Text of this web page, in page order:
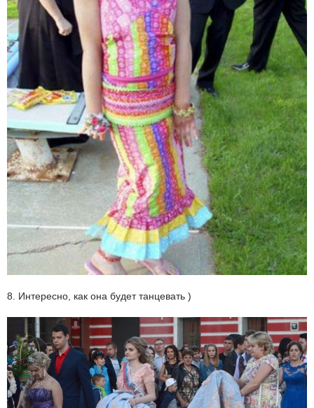
8. Интересно, как она будет танцевать )